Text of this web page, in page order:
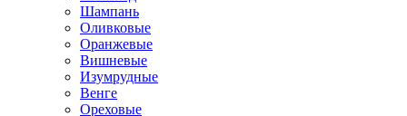
Шампань
Оливковые
Оранжевые
Вишневые
Изумрудные
Венге
Ореховые